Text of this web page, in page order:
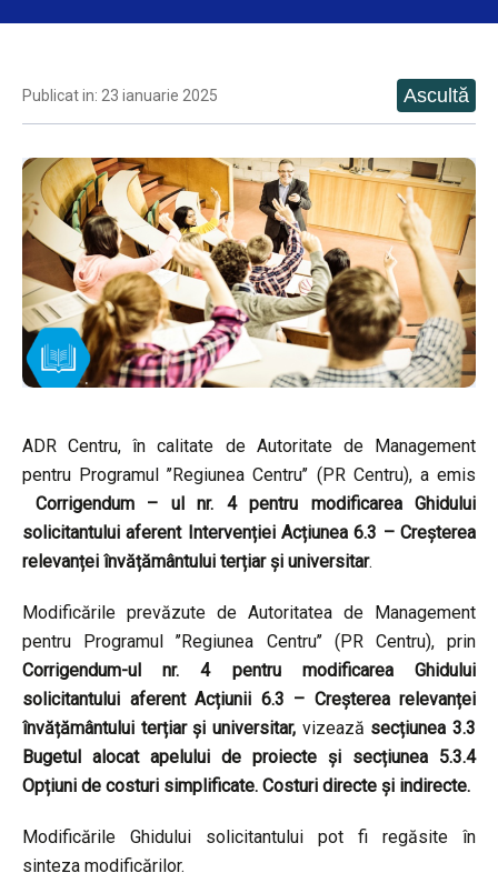
Publicat in: 23 ianuarie 2025
ADR Centru, în calitate de Autoritate de Management
pentru Programul ’’Regiunea Centru’’ (PR Centru), a emis
Corrigendum – ul nr. 4 pentru modificarea Ghidului
solicitantului aferent Intervenției Acțiunea 6.3 – Creșterea
relevanței învățământului terțiar și universitar.
Modificările prevăzute de Autoritatea de Management
pentru Programul ’’Regiunea Centru’’ (PR Centru), prin
Corrigendum-ul nr. 4 pentru modificarea Ghidului
solicitantului aferent Acțiunii 6.3 – Creșterea relevanței
învățământului terțiar și universitar, vizează secțiunea 3.3
Bugetul alocat apelului de proiecte și secțiunea 5.3.4
Opțiuni de costuri simplificate. Costuri directe și indirecte.
Modificările Ghidului solicitantului pot fi regăsite în
sinteza modificărilor.